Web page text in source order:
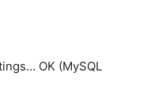
OK (MySQL